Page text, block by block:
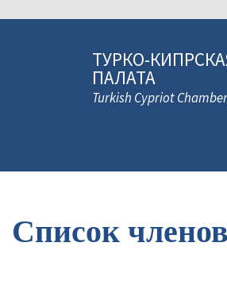
ТУРКО-
ПАЛАТА
Turkish Cypriot
Список членов